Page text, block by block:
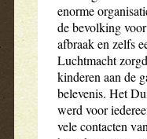
enorme
de bevolking
afbraak en zelfs
Luchtmacht
kinderen aan de
belevenis. Het
werd voor
vele contacten